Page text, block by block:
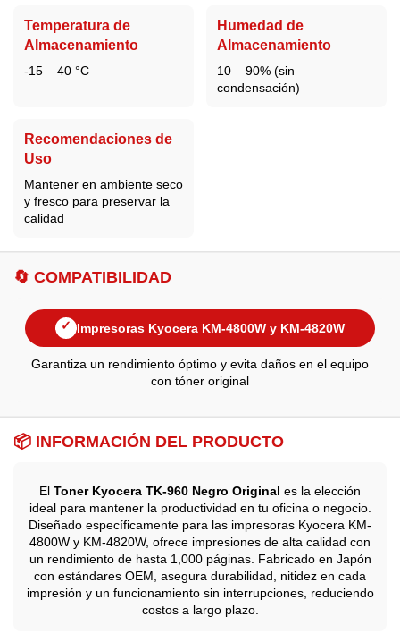
Temperatura de
Almacenamiento
-15 – 40 °C
Humedad de
Almacenamiento
10 – 90% (sin
condensación)
Recomendaciones de
Uso
Mantener en ambiente seco
y fresco para preservar la
calidad
🔄 COMPATIBILIDAD
✓ Impresoras Kyocera KM-4800W y KM-4820W
Garantiza un rendimiento óptimo y evita daños en el equipo
con tóner original
📦 INFORMACIÓN DEL PRODUCTO
El Toner Kyocera TK-960 Negro Original es la elección
ideal para mantener la productividad en tu oficina o negocio.
Diseñado específicamente para las impresoras Kyocera KM-
4800W y KM-4820W, ofrece impresiones de alta calidad con
un rendimiento de hasta 1,000 páginas. Fabricado en Japón
con estándares OEM, asegura durabilidad, nitidez en cada
impresión y un funcionamiento sin interrupciones, reduciendo
costos a largo plazo.